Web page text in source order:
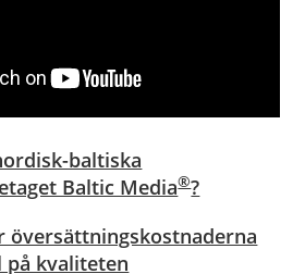
baltiska
Baltic Media®?
översättningskostnaderna
på kvaliteten